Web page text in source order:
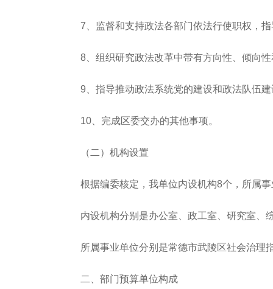
7、监督和支持政法各部门依法行使职权，
8、组织研究政法改革中带有方向性、倾向
9、指导推动政法系统党的建设和政法队伍
10、完成区委交办的其他事项。
（二）机构设置
根据编委核定，我单位内设机构8个，所属
内设机构分别是办公室、政工室、研究室、
所属事业单位分别是常德市武陵区社会治理
二、部门预算单位构成